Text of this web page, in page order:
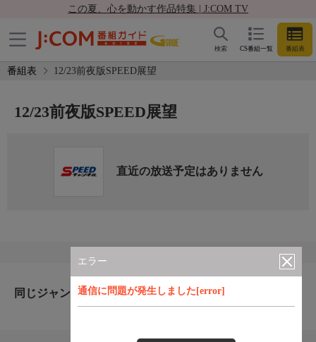
この夏、心を動かす作品特集 | J:COM TV
CS番組一覧 番組表
検索
番組表 12/23前夜版SPEED展望
エラー
通信に問題が発生しました[error]
12/23前夜版SPEED展望
直近の放送予定はありません
同じジャンルのおすすめ番組